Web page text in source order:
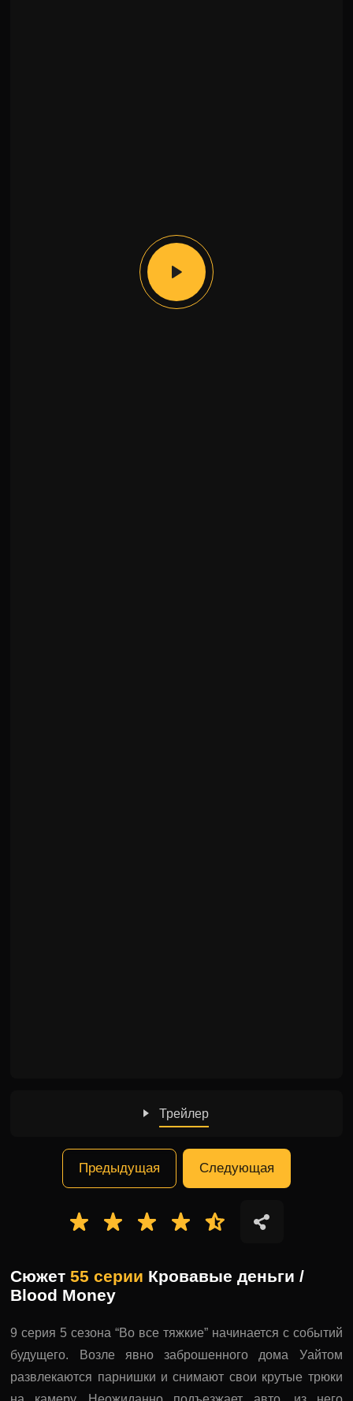
Трейлер
Предыдущая Следующая
Сюжет55 серии Кровавые деньги /
Blood Money
9 серия 5 сезона “Во все тяжкие” начинается с событий
будущего. Возле явно заброшенного дома Уайтом
развлекаются парнишки и снимают свои крутые трюки